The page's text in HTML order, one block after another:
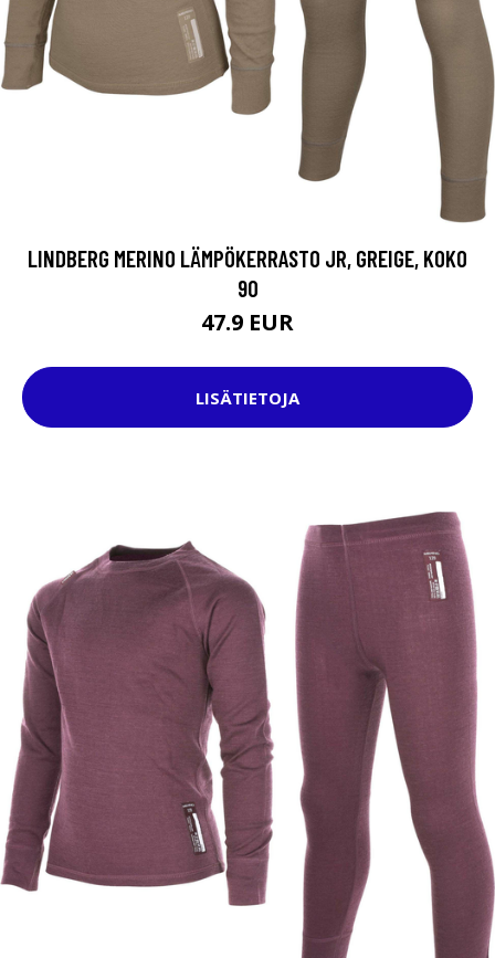
LINDBERG MERINO LÄMPÖKERRASTO JR, GREIGE, KOKO
90
47.9 EUR
LISÄTIETOJA